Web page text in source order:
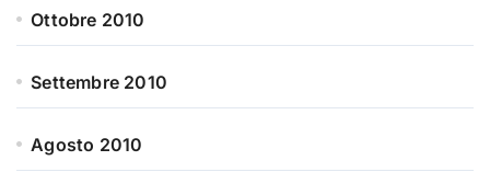
Ottobre 2010
Settembre 2010
Agosto 2010